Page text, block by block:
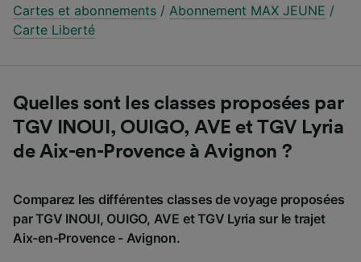
Cartes et abonnements / Abonnement MAX JEUNE /
Carte Liberté
Quelles sont les classes proposées par
TGV INOUI, OUIGO, AVE et TGV Lyria
de Aix-en-Provence à Avignon ?
Comparez les différentes classes de voyage proposées
par TGV INOUI, OUIGO, AVE et TGV Lyria sur le trajet
Aix-en-Provence - Avignon.